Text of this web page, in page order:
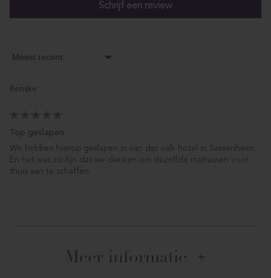
Schrijf een review
Sort by
Renske
Top geslapen.
We hebben hierop geslapen in van der valk hotel in Sassenheim.
En het was zo fijn dat we denken om dezelfde matrassen voor
thuis aan te schaffen.
Meer informatie